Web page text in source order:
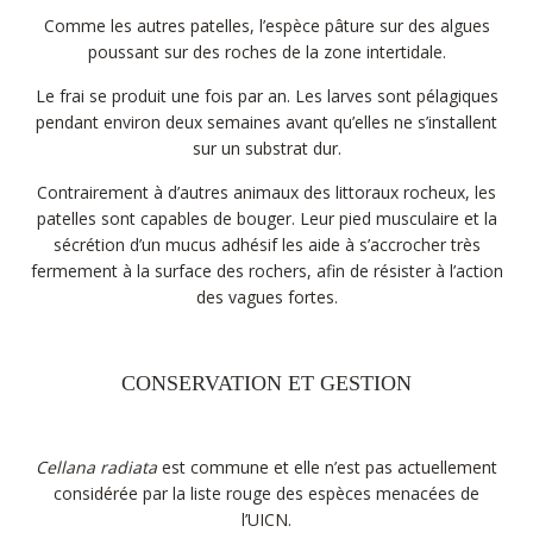
Comme les autres patelles, l’espèce pâture sur des algues
poussant sur des roches de la zone intertidale.
Le frai se produit une fois par an. Les larves sont pélagiques
pendant environ deux semaines avant qu’elles ne s’installent
sur un substrat dur.
Contrairement à d’autres animaux des littoraux rocheux, les
patelles sont capables de bouger. Leur pied musculaire et la
sécrétion d’un mucus adhésif les aide à s’accrocher très
fermement à la surface des rochers, afin de résister à l’action
des vagues fortes.
CONSERVATION ET GESTION
Cellana radiata est commune et elle n’est pas actuellement
considérée par la liste rouge des espèces menacées de
l’UICN.